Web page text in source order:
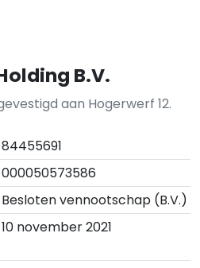
B.V.
aan Hogerwerf 12.
84455691
000050573586
Besloten vennootschap (B.V.)
10 november 2021